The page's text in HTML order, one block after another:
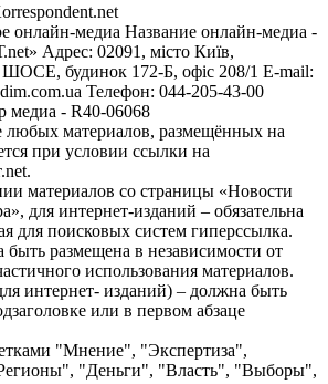
онлайн-медиа Название онлайн-медиа -
Адрес: 02091, місто Київ,
будинок 172-Б, офіс 208/1 E-mail:
Телефон: 044-205-43-00
медиа - R40-06068
любых материалов, размещённых на
при условии ссылки на
материалов со страницы «Новости
для интернет-изданий – обязательна
для поисковых систем гиперссылка.
размещена в независимости от
использования материалов.
интернет- изданий) – должна быть
или в первом абзаце
"Мнение", "Экспертиза",
"Деньги", "Власть", "Выборы",